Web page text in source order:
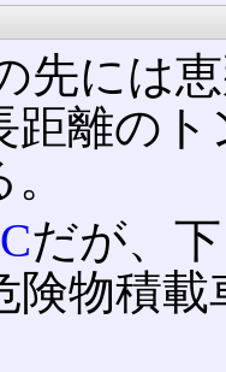
先には
距離の
だが、
険物積